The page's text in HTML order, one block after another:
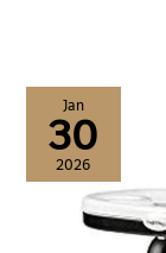
Jan
30
2026